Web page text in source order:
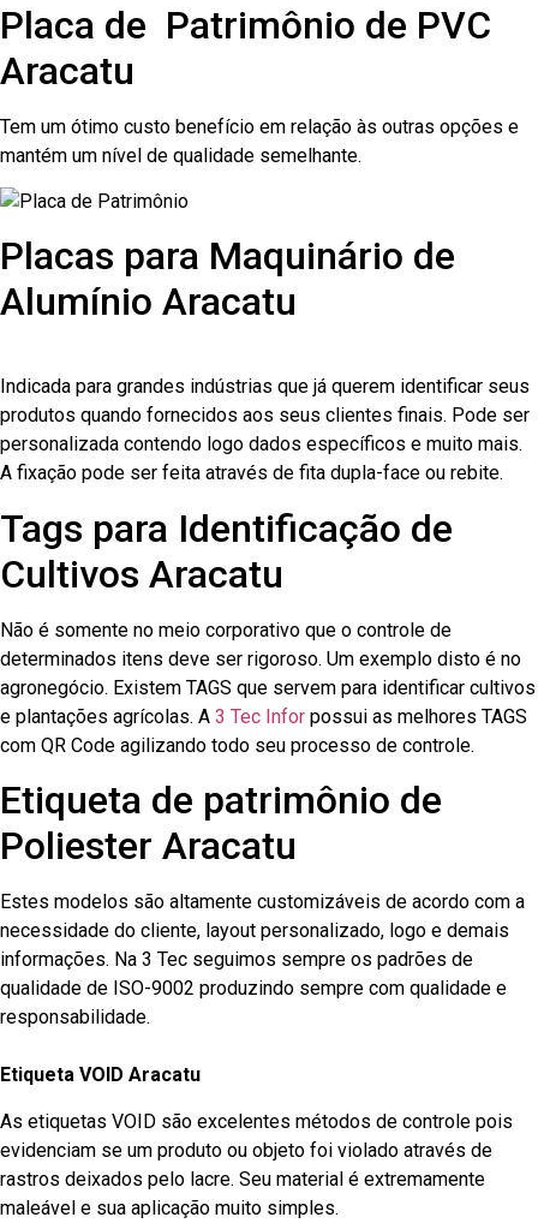
Placa de Patrimônio de PVC
Aracatu
Tem um ótimo custo benefício em relação às outras opções e
mantém um nível de qualidade semelhante.
Placas para Maquinário de
Alumínio Aracatu
Indicada para grandes indústrias que já querem identificar seus
produtos quando fornecidos aos seus clientes finais. Pode ser
personalizada contendo logo dados específicos e muito mais.
A fixação pode ser feita através de fita dupla-face ou rebite.
Tags para Identificação de
Cultivos Aracatu
Não é somente no meio corporativo que o controle de
determinados itens deve ser rigoroso. Um exemplo disto é no
agronegócio. Existem TAGS que servem para identificar cultivos
e plantações agrícolas. A 3 Tec Infor possui as melhores TAGS
com QR Code agilizando todo seu processo de controle.
Etiqueta de patrimônio de
Poliester Aracatu
Estes modelos são altamente customizáveis de acordo com a
necessidade do cliente, layout personalizado, logo e demais
informações. Na 3 Tec seguimos sempre os padrões de
qualidade de ISO-9002 produzindo sempre com qualidade e
responsabilidade.
Etiqueta VOID Aracatu
As etiquetas VOID são excelentes métodos de controle pois
evidenciam se um produto ou objeto foi violado através de
rastros deixados pelo lacre. Seu material é extremamente
maleável e sua aplicação muito simples.